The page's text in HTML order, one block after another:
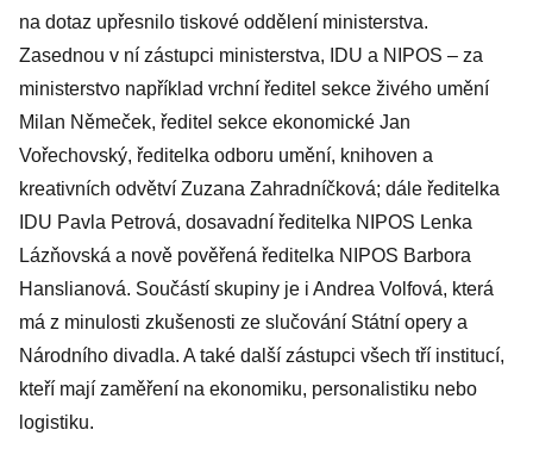
na dotaz upřesnilo tiskové oddělení ministerstva.
Zasednou v ní zástupci ministerstva, IDU a NIPOS – za
ministerstvo například vrchní ředitel sekce živého umění
Milan Němeček, ředitel sekce ekonomické Jan
Vořechovský, ředitelka odboru umění, knihoven a
kreativních odvětví Zuzana Zahradníčková; dále ředitelka
IDU Pavla Petrová, dosavadní ředitelka NIPOS Lenka
Lázňovská a nově pověřená ředitelka NIPOS Barbora
Hanslianová. Součástí skupiny je i Andrea Volfová, která
má z minulosti zkušenosti ze slučování Státní opery a
Národního divadla. A také další zástupci všech tří institucí,
kteří mají zaměření na ekonomiku, personalistiku nebo
logistiku.